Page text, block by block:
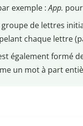
exemple :App. pour
de lettres
chaque lettre
également formé
un mot à part